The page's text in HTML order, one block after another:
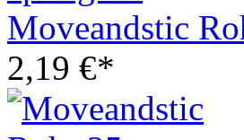
Moveandstic
2,19 €*